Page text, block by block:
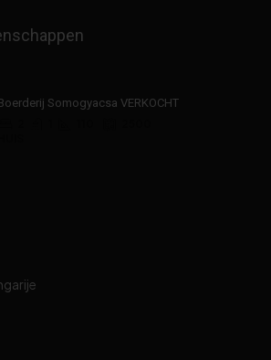
Somogyacsa VERKOCHT